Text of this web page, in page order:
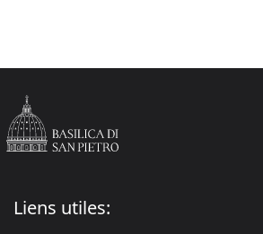
Liens utiles: